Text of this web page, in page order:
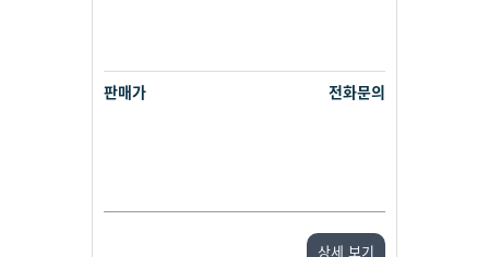
판매가 전화문의
상세 보기